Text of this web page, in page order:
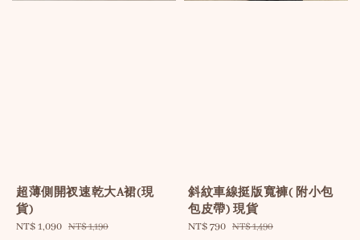
超薄側開衩速乾大A裙(現
貨)
Sale
NT$ 1,090 Regular
NT$ 1,190
斜紋車線挺版寬褲( 附小包
包皮帶) 現貨
Sale
NT$ 790 Regular
NT$ 1,490